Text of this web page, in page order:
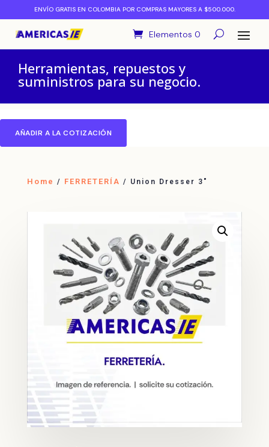
ENVÍO GRATIS EN COLOMBIA POR COMPRAS MAYORES A $500.000.
Elementos 0
Herramientas, repuestos y
suministros para su negocio.
AÑADIR A LA COTIZACIÓN
Home / FERRETERÍA / Union Dresser 3″